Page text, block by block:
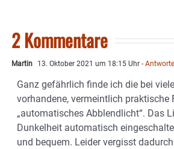
2 Kommentare
Martin 13. Oktober 2021 um 18:15 Uhr -
Ganz gefährlich finde ich die bei
vorhandene, vermeintlich praktische
„automatisches Abblendlicht“. Das
Dunkelheit automatisch
und bequem. Leider vergisst